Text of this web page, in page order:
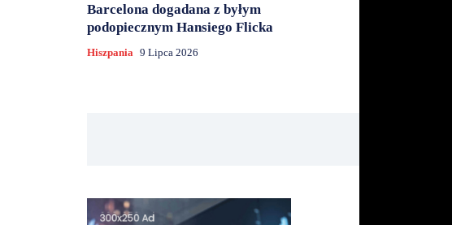
Barcelona dogadana z byłym
podopiecznym Hansiego Flicka
Hiszpania 9 Lipca 2026